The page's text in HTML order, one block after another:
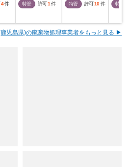
4件
特管
許可1 件
特管
許可10 件
特管
児島県)の廃棄物処理事業者をもっと見る ▶